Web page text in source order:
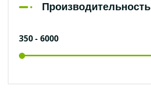
Производительность